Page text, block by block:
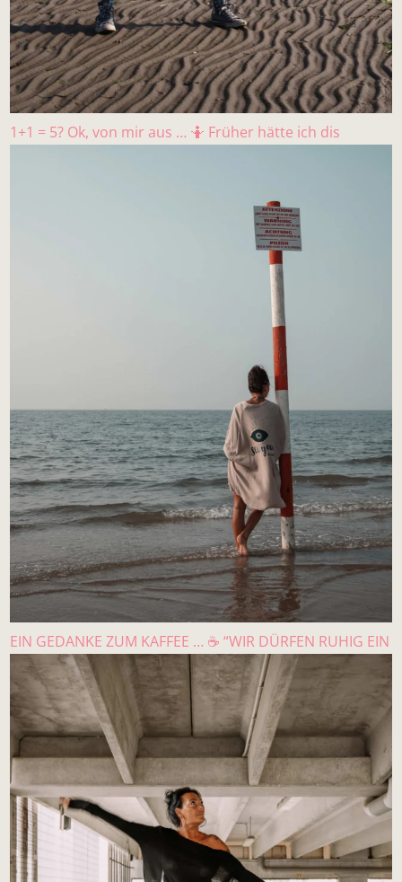
1+1 = 5? Ok, von mir aus … 🤷 Früher hätte ich dis
EIN GEDANKE ZUM KAFFEE … ☕️ “WIR DÜRFEN RUHIG EIN